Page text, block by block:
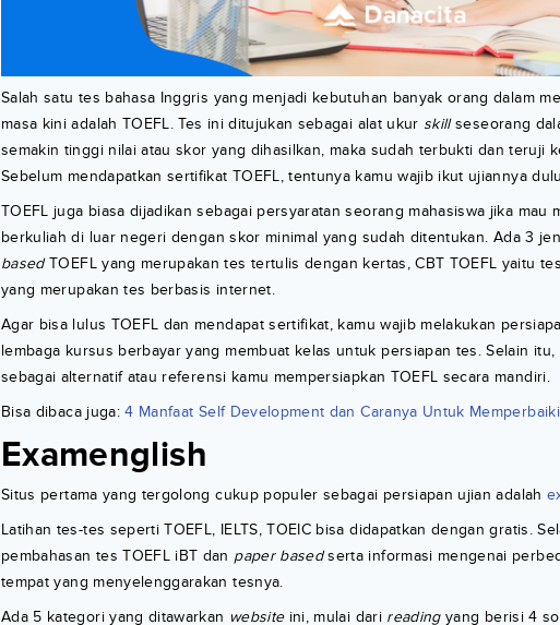
Salah satu tes bahasa Inggris yang menjadi kebutuhan banyak orang dalam
masa kini adalah TOEFL. Tes ini ditujukan sebagai alat ukur skillseseorang
semakin tinggi nilai atau skor yang dihasilkan, maka sudah terbukti dan teruji
Sebelum mendapatkan sertifikat TOEFL, tentunya kamu wajib ikut ujiannya
TOEFL juga biasa dijadikan sebagai persyaratan seorang mahasiswa jika mau
berkuliah di luar negeri dengan skor minimal yang sudah ditentukan. Ada 3
basedTOEFL yang merupakan tes tertulis dengan kertas, CBT TOEFL yaitu
yang merupakan tes berbasis internet.
Agar bisa lulus TOEFL dan mendapat sertifikat, kamu wajib melakukan
lembaga kursus berbayar yang membuat kelas untuk persiapan tes. Selain
sebagai alternatif atau referensi kamu mempersiapkan TOEFL secara mandiri.
Bisa dibaca juga:4 Manfaat Self Development dan Caranya Untuk
Examenglish
Situs pertama yang tergolong cukup populer sebagai persiapan ujian adalah
Latihan tes-tes seperti TOEFL, IELTS, TOEIC bisa didapatkan dengan gratis.
pembahasan tes TOEFL iBT dan paper basedserta informasi mengenai
tempat yang menyelenggarakan tesnya.
Ada 5 kategori yang ditawarkan websiteini, mulai dari readingyang berisi 4